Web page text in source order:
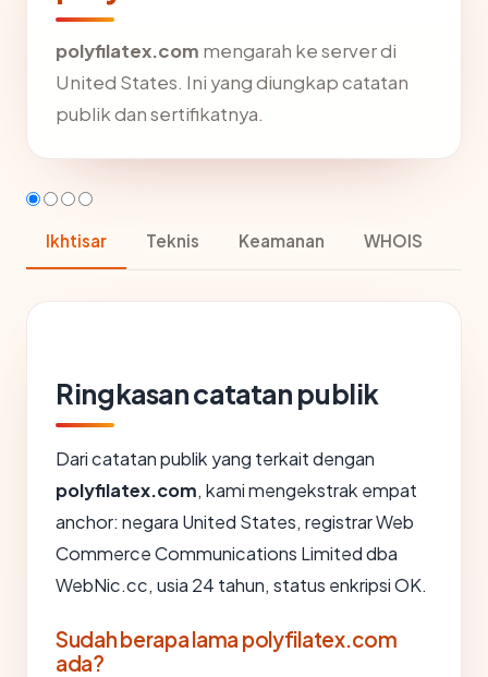
polyfilatex.com mengarah ke server di
United States. Ini yang diungkap catatan
publik dan sertifikatnya.
Ikhtisar Teknis Keamanan WHOIS
Ringkasan catatan publik
Dari catatan publik yang terkait dengan
polyfilatex.com, kami mengekstrak empat
anchor: negara United States, registrar Web
Commerce Communications Limited dba
WebNic.cc, usia 24 tahun, status enkripsi OK.
Sudah berapa lama polyfilatex.com
ada?